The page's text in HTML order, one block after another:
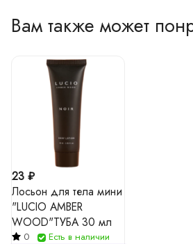
Вам также может
23 ₽
Лосьон для тела мини
"LUCIO AMBER
WOOD"ТУБА 30 мл
0 Есть в наличии